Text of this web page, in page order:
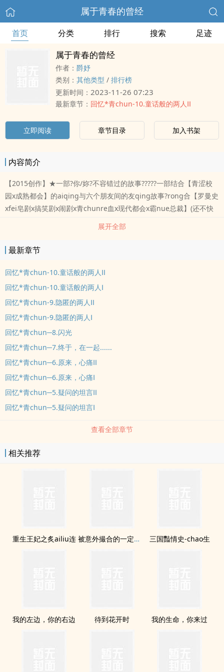
属于青春的曾经
首页 分类 排行 搜索 足迹
属于青春的曾经
作者： 爵妤
类别： 其他类型 / 排行榜
更新时间： 2023-11-26 07:23
最新章节： 回忆*青chun-10.童话般的两人Ⅱ
立即阅读 章节目录 加入书架
内容简介
【2015创作】★一部?你/妳?不容错过的故事?????一部结合【青涩校
园x成熟都会】的aiqing与六个朋友间的友qing故事?rong合【罗曼史
xfei皂剧x搞笑剧x闹剧x青chunre血x现代都会x霸nue总裁】(还不快
点点jin来看)?故事简介青chun，短暂，请及时把握「现在的你过得好
吗?」「曾经很好，现在......」我淡笑。如今的她，存有的只剩jian
强，对于ai的信仰，早已不存在。回首过往，她对逝去的曾经不再抱
维繫现在，过去与未来的绳子将我们jinjin繫在一起一段致?消逝青
chun的故事＂让我们一起见证这段青chun，面对他们崭新未来。＂?
谊?!4.回忆5.疑问的坦言6.原来，心痛7.终于，在一起......8.闪光9.隐匿
的两人?10.童话般的两人【徜徉*现在】待补?更新时间暂时停更（盗
心完结后会回来更这篇，想锁定故事的大大，麻烦帮忙收书支持一
下，包您近况绝不漏接！！！）?妤儿Talking时间欢迎大家坐下来留
言喔你/妳的留言对于我来说都是『世界宇宙超级无敌霹雳大的鼓励』
变快快快来留言吧！！！快快来留言吧！！！快快来留言吧！！！欢
迎收书喔喔喔?此文文长，中后段极nue，请小心服用。###此书封为
自製，为网路上的图，若有侵权请告知，谢谢?
展开全部
最新章节
回忆*青chun-10.童话般的两人Ⅱ
回忆*青chun-10.童话般的两人Ⅰ
回忆*青chun-9.隐匿的两人Ⅱ
回忆*青chun-9.隐匿的两人Ⅰ
回忆*青chun─8.闪光
回忆*青chun─7.终于，在一起......
回忆*青chun─6.原来，心痛Ⅱ
回忆*青chun─6.原来，心痛Ⅰ
回忆*青chun─5.疑问的坦言Ⅱ
回忆*青chun─5.疑问的坦言Ⅰ
查看全部章节
相关推荐
重生王妃之炙ailiu连 被意外撮合的一定是真ai 三国豔情史-chao生
我的左边，你的右边 待到花开时 我的生命，你来过